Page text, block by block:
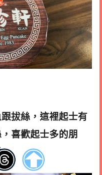
跟拔絲，這裡起士有
喜歡起士多的朋